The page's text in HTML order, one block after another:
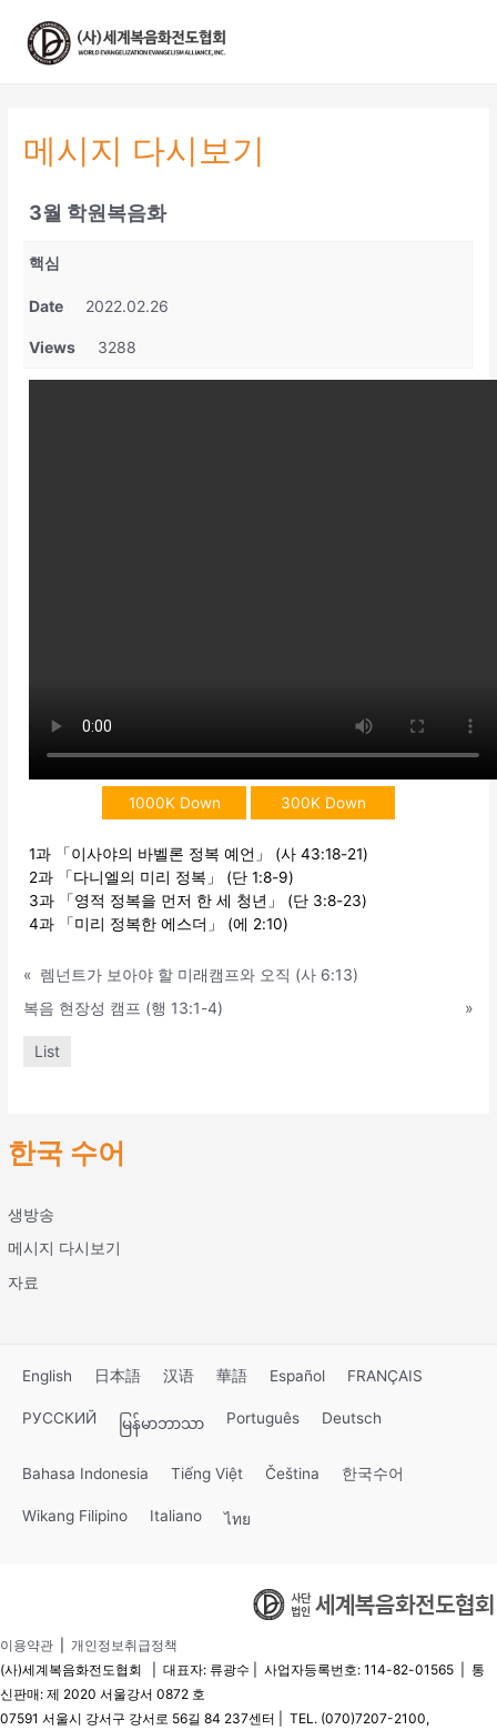
한국 수어
생방송
메시지 다시보기
자료
메시지 다시보기
3월 학원복음화
핵심
Date 2022.02.26
Views 3288
1000K Down 300K Down
1과 「이사야의 바벨론 정복 예언」 (사 43:18-21)
2과 「다니엘의 미리 정복」 (단 1:8-9)
3과 「영적 정복을 먼저 한 세 청년」 (단 3:8-23)
4과 「미리 정복한 에스더」 (에 2:10)
« 렘넌트가 보아야 할 미래캠프와 오직 (사 6:13)
복음 현장성 캠프 (행 13:1-4)
»
List
English 日本語 汉语 華語 Español FRANÇAIS
РУССКИЙ မြန်မာဘာသာ Português Deutsch
Bahasa Indonesia Tiếng Việt Čeština 한국수어
Wikang Filipino Italiano ไทย
이용약관
개인정보취급정책
(사)세계복음화전도협회 | 대표자: 류광수 | 사업자등록번호: 114-82-01565 | 통
신판매: 제 2020 서울강서 0872 호
07591 서울시 강서구 강서로 56길 84 237센터 | TEL. (070)7207-2100,